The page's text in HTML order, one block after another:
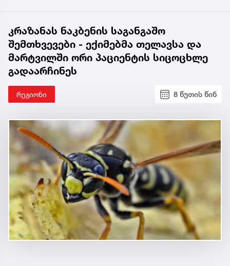
კრაზანას ნაკბენის საგანგაშო
შემთხვევები - ექიმებმა თელავსა და
მარტვილში ორი პაციენტის სიცოცხლე
გადაარჩინეს
რეგიონი 8 წუთის წინ